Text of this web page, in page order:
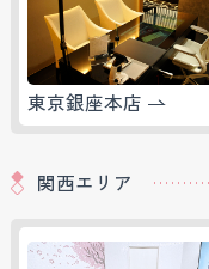
東京銀座本店
関西エリア